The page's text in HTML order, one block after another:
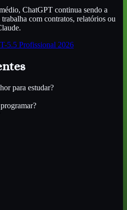
ChatGPT continua sendo a
com contratos, relatórios ou
5.5 Profissional 2026
para estudar?